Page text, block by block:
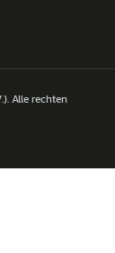
Alle rechten